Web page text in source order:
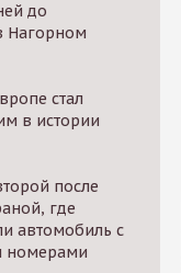
до
Нагорном
стал
в истории
после
где
автомобиль с
номерами